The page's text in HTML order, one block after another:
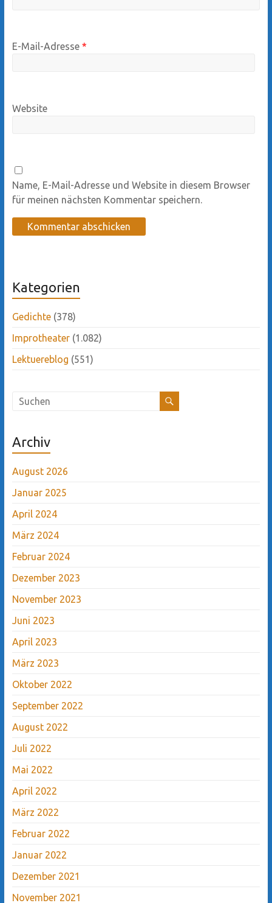
E-Mail-Adresse *
Website
Name, E-Mail-Adresse und Website in diesem Browser
für meinen nächsten Kommentar speichern.
Kategorien
Gedichte(378)
Improtheater(1.082)
Lektuereblog (551)
Archiv
August 2026
Januar 2025
April 2024
März 2024
Februar 2024
Dezember 2023
November 2023
Juni 2023
April 2023
März 2023
Oktober 2022
September 2022
August 2022
Juli 2022
Mai 2022
April 2022
März 2022
Februar 2022
Januar 2022
Dezember 2021
November 2021